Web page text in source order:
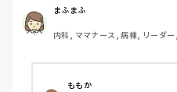
ど、何か対策した方が良いん
夜勤もやっているので、夜勤
しまうことがあります…
まふまふ
内科, ママナース, 病棟, リーダ
ももか